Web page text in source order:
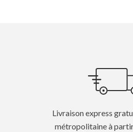
Livraison express
métropolitaine à